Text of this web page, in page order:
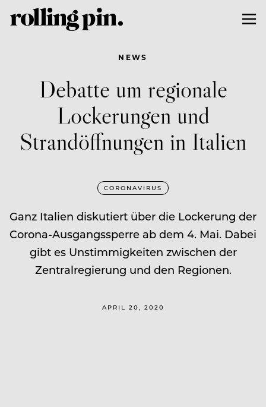
NEWS
Debatte um regionale
Lockerungen und
Strandöffnungen in Italien
CORONAVIRUS
Ganz Italien diskutiert über die Lockerung der
Corona-Ausgangssperre ab dem 4. Mai. Dabei
gibt es Unstimmigkeiten zwischen der
Zentralregierung und den Regionen.
APRIL 20, 2020